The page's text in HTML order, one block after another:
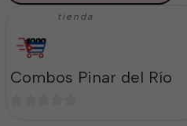
tienda
Combos Pinar del Río